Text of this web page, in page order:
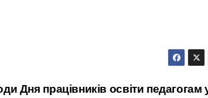
Дня працівників освіти